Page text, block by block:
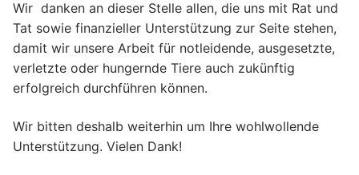
Wir danken an dieser Stelle allen, die uns mit Rat und
Tat sowie finanzieller Unterstützung zur Seite stehen,
damit wir unsere Arbeit für notleidende, ausgesetzte,
verletzte oder hungernde Tiere auch zukünftig
erfolgreich durchführen können.
Wir bitten deshalb weiterhin um Ihre wohlwollende
Unterstützung. Vielen Dank!